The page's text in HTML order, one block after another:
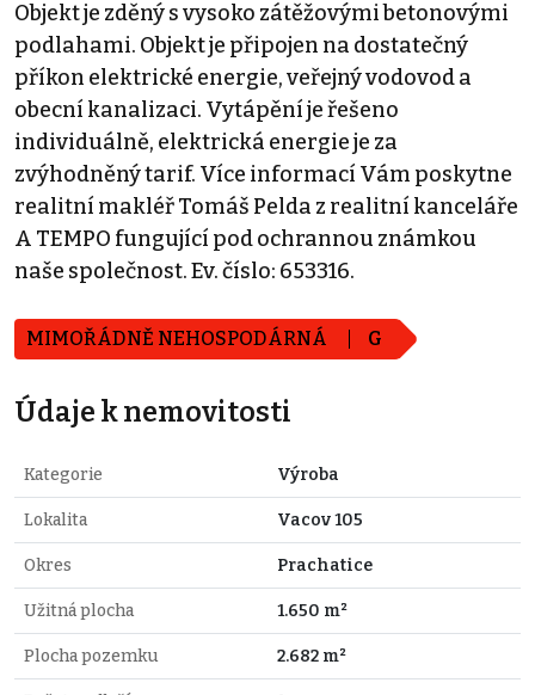
Objekt je zděný s vysoko zátěžovými betonovými
podlahami. Objekt je připojen na dostatečný
příkon elektrické energie, veřejný vodovod a
obecní kanalizaci. Vytápění je řešeno
individuálně, elektrická energie je za
zvýhodněný tarif. Více informací Vám poskytne
realitní makléř Tomáš Pelda z realitní kanceláře
A TEMPO fungující pod ochrannou známkou
naše společnost. Ev. číslo: 653316.
MIMOŘÁDNĚ NEHOSPODÁRNÁ G
Údaje k nemovitosti
Kategorie Výroba
Lokalita Vacov 105
Okres Prachatice
Užitná plocha 1.650 m²
Plocha pozemku 2.682 m²